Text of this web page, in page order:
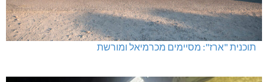
תוכנית "ארז": מסיימים מכרמיאל ומורשת